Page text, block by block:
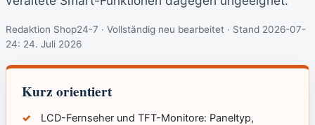
Redaktion Shop24-7 · Vollständig neu bearbeitet · Stand 2026-07-
24: 24. Juli 2026
Kurz orientiert
LCD-Fernseher und TFT-Monitore: Paneltyp,